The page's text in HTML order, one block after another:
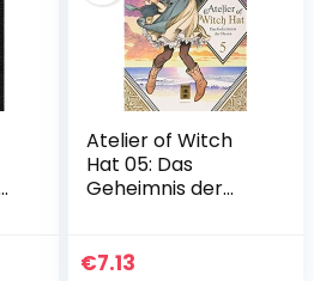
Atelier of Witch
Hat 05: Das
Geheimnis der
€7.13